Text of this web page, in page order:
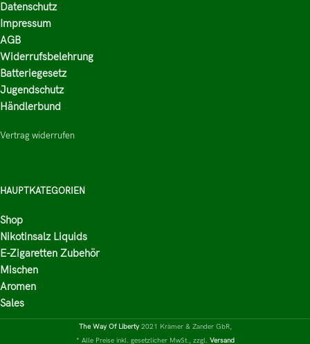
Datenschutz
Impressum
AGB
Widerrufsbelehrung
Batteriegesetz
Jugendschutz
Händlerbund
Vertrag widerrufen
HAUPTKATEGORIEN
Shop
Nikotinsalz Liquids
E-Zigaretten Zubehör
Mischen
Aromen
Sales
The Way Of Liberty 2021 Krämer & Zander GbR,
* Alle Preise inkl. gesetzlicher MwSt., zzgl. Versand